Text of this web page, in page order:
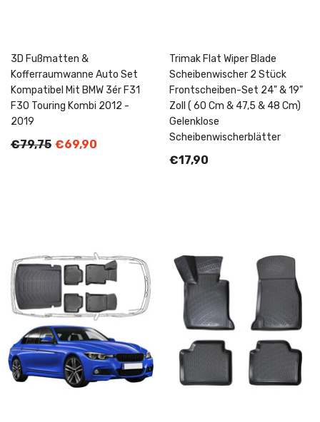
3D Fußmatten &
Kofferraumwanne Auto Set
Kompatibel Mit BMW 3ér F31
F30 Touring Kombi 2012 -
2019
€79,75 €69,90
Trimak Flat Wiper Blade
Scheibenwischer 2 Stück
Frontscheiben-Set 24" & 19"
Zoll ( 60 Cm & 47,5 & 48 Cm)
Gelenklose
Scheibenwischerblätter
€17,90